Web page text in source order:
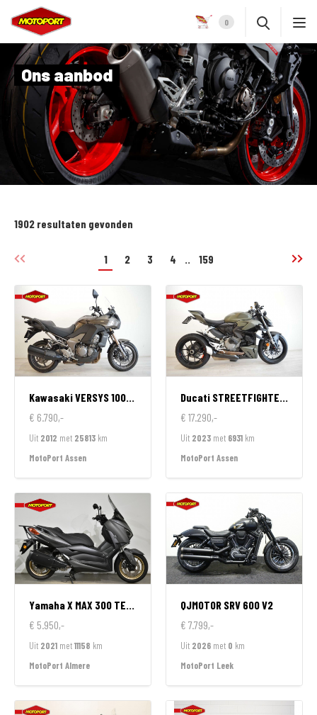
0
Ons aanbod
1902 resultaten gevonden
1 2 3 4 .. 159
KawasakiVERSYS 1000 ABS
€ 6.790,-
Uit 2012 met 25813 km
MotoPort Assen
Ducati STREETFIGHTER V2
€ 17.290,-
Uit 2023 met 6931 km
MotoPort Assen
YamahaX MAX 300 TECH MAX
€ 5.950,-
Uit 2021 met11158 km
MotoPort Almere
QJMOTOR SRV 600 V2
€ 7.799,-
Uit 2026 met 0 km
MotoPort Leek